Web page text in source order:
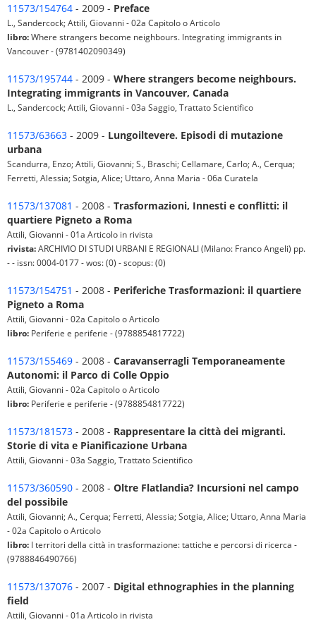
11573/154764 - 2009 - Preface
L., Sandercock; Attili, Giovanni - 02a Capitolo o Articolo
libro:Where strangers become neighbours. Integrating immigrants in
Vancouver - (9781402090349)
11573/195744 - 2009 - Where strangers become neighbours.
Integrating immigrants in Vancouver, Canada
L., Sandercock; Attili, Giovanni - 03a Saggio, Trattato Scientifico
11573/63663 - 2009 - Lungoiltevere. Episodi di mutazione
urbana
Scandurra, Enzo; Attili, Giovanni; S., Braschi; Cellamare, Carlo; A., Cerqua;
Ferretti, Alessia; Sotgia, Alice; Uttaro, Anna Maria - 06a Curatela
11573/137081 - 2008 - Trasformazioni, Innesti e conflitti: il
quartiere Pigneto a Roma
Attili, Giovanni - 01a Articolo in rivista
rivista:ARCHIVIO DI STUDI URBANI E REGIONALI (Milano: Franco Angeli) pp.
- - issn: 0004-0177 - wos: (0) - scopus: (0)
11573/154751 - 2008 - Periferiche Trasformazioni: il quartiere
Pigneto a Roma
Attili, Giovanni - 02a Capitolo o Articolo
libro: Periferie e periferie - (9788854817722)
11573/155469 - 2008 - Caravanserragli Temporaneamente
Autonomi: il Parco di Colle Oppio
Attili, Giovanni - 02a Capitolo o Articolo
libro: Periferie e periferie - (9788854817722)
11573/181573 - 2008 - Rappresentare la città dei migranti.
Storie di vita e Pianificazione Urbana
Attili, Giovanni - 03a Saggio, Trattato Scientifico
11573/360590 - 2008 - Oltre Flatlandia? Incursioni nel campo
del possibile
Attili, Giovanni; A., Cerqua; Ferretti, Alessia; Sotgia, Alice; Uttaro, Anna Maria
- 02a Capitolo o Articolo
libro: I territori della città in trasformazione: tattiche e percorsi di ricerca -
(9788846490766)
11573/137076 - 2007 - Digital ethnographies in the planning
field
Attili, Giovanni - 01a Articolo in rivista